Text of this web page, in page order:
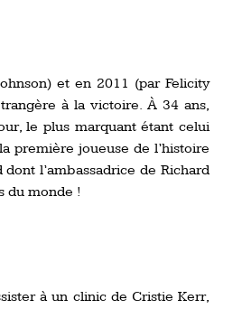
et en 2011 (par Felicity
à la victoire. À 34 ans,
le plus marquant étant celui
première joueuse de l’histoire
l’ambassadrice de Richard
du monde !
à un clinic de Cristie Kerr,